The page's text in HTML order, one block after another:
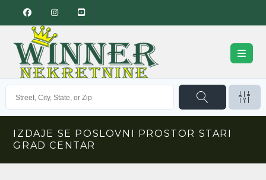
IZDAJE SE POSLOVNI PROSTOR STARI
GRAD CENTAR